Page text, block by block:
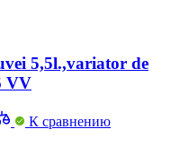
5,5l.,variator de
VV
К сравнению